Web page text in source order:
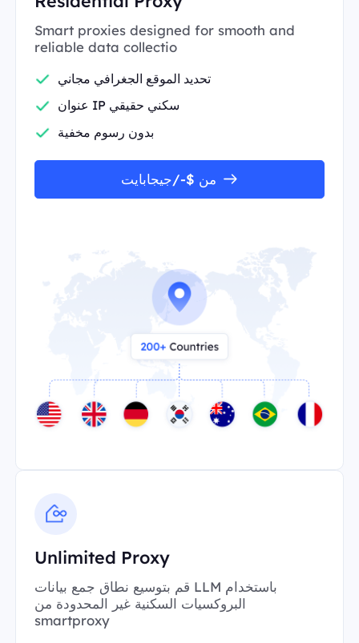
Smart proxies designed for smooth and
reliable data collectio
تحديد الموقع الجغرافي مجاني
عنوان IP سكني حقيقي
بدون رسوم مخفية
من $-/جيجابايت
Unlimited Proxy
قم بتوسيع نطاق جمع بيانات LLM باستخدام
البروكسيات السكنية غير المحدودة من
smartproxy